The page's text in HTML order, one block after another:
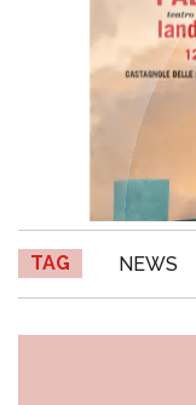
TAG NEWS